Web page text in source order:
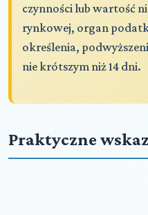
czynności lub wartość
rynkowej, organ
określenia,
nie krótszym niż 14 dni.
Praktyczne